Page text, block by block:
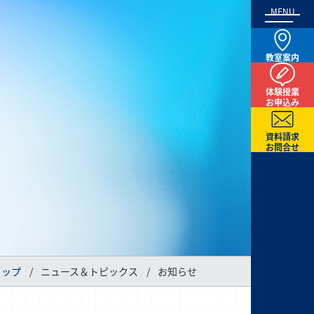
MENU
教室案内
体験授業
お申込み
資料請求
お問合せ
プ ニュース＆トピックス お知らせ